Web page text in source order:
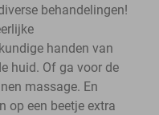
behandelingen!
handen van
huid. Of ga voor de
massage. En
op een beetje extra